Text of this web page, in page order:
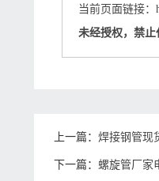
当前页面链接：
未经授权，禁止
上一篇：焊接钢管现
下一篇：螺旋管厂家